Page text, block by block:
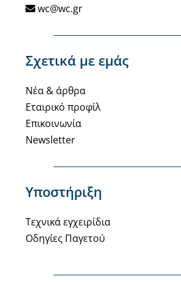
wc@wc.gr
Σχετικά με εμάς
Νέα & άρθρα
Εταιρικό προφίλ
Επικοινωνία
Newsletter
Υποστήριξη
Τεχνικά εγχειρίδια
Οδηγίες Παγετού